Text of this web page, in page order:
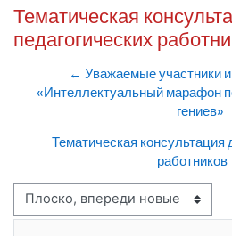
Тематическая
педагогических
← Уважаемые участники
«Интеллектуальный марафон
гениев»
Тематическая консультация
Режим отображения